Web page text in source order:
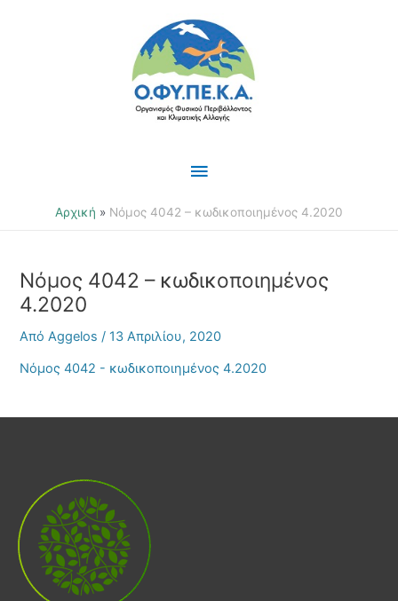
Κύριο
Μενού
Αρχική Νόμος 4042 – κωδικοποιημένος 4.2020
Νόμος 4042 – κωδικοποιημένος
4.2020
ΑπόAggelos/13 Απριλίου, 2020
Νόμος 4042 - κωδικοποιημένος 4.2020